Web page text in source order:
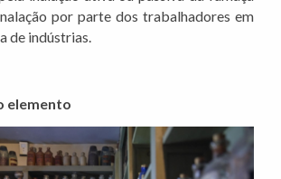
por parte dos trabalhadores em
de indústrias.
elemento